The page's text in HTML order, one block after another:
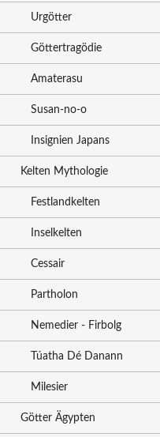
Urgötter
Göttertragödie
Amaterasu
Susan-no-o
Insignien Japans
Kelten Mythologie
Festlandkelten
Inselkelten
Cessair
Partholon
Nemedier - Firbolg
Túatha Dé Danann
Milesier
Götter Ägypten